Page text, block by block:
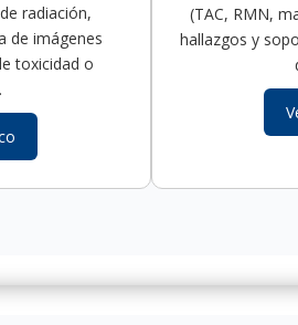
radiación,
de imágenes
toxicidad o
(TAC, RMN,
hallazgos y